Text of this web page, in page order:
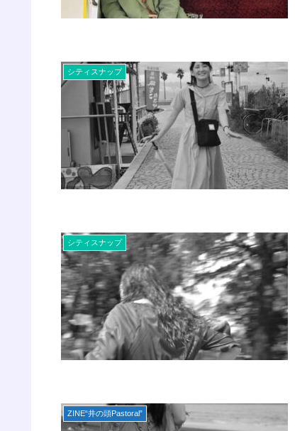
シティスナップ
シティスナップ
ZINE“井の頭Pastoral”